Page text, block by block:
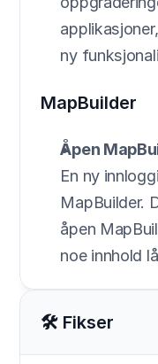
ny
MapBuilder
Åpen
En ny
MapBuilder.
åpen
noe innhold
🛠️ Fikser